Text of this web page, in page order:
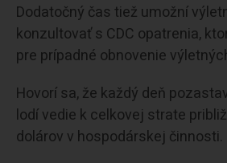
Dodatočný čas tiež umožní
konzultovať s CDC opatrenia,
pre prípadné obnovenie
Hovorí sa, že každý deň
lodí vedie k celkovej strate
dolárov v hospodárskej činnosti.